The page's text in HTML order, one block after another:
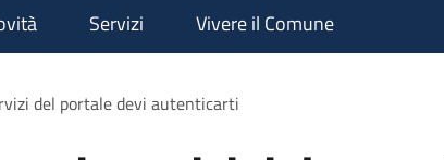
Servizi Vivere il Comune
del portale devi autenticarti